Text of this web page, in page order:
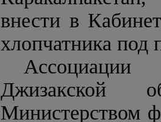
внести в
хлопчатника под
Джизакской
Министерством